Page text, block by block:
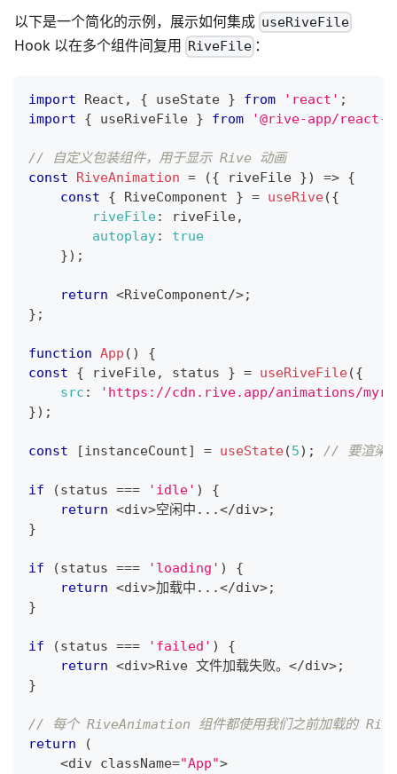
以下是一个简化的示例，展示如何集成 useRiveFile
Hook 以在多个组件间复用 RiveFile ：
import React , { useState } from 'react' ;
import
{ useRiveFile } from '@rive-app/react-
// 自定义包装组件，用于显示 Rive 动画
const
RiveAnimation = ({ riveFile }) => {
const
{ RiveComponent } = useRive({
riveFile: riveFile,
autoplay:
true
}) ;
return <RiveComponent/>;
} ;
function App ( )
{
const
{ riveFile, status } = useRiveFile({
src :
'https://cdn.rive.app/animations/
}) ;
const [instanceCount] = useState(5) ; // 要渲染
if (status === 'idle' )
{
return <div>空闲中 ...</div>;
}
if (status === 'loading' )
{
return <div>加载中 ...</div>;
}
if (status === 'failed' )
{
return <div>Rive 文件加载失败。 </div>;
}
// 每个 RiveAnimation 组件都使用我们之前加载的
return
(
<div className="App">